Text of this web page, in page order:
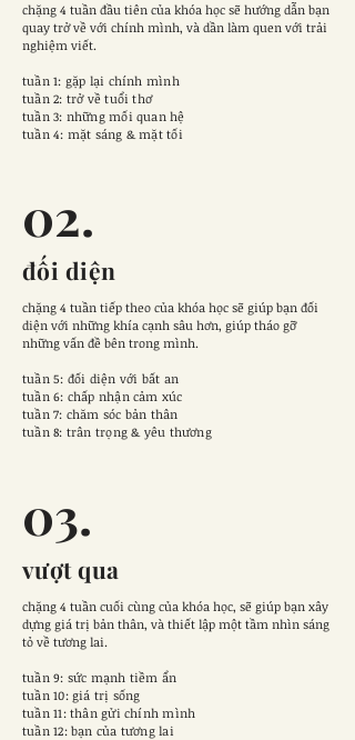
chặng 4 tuần đầu tiên của khóa học sẽ hướng dẫn bạn
quay trở về với chính mình, và dần làm quen với trải
nghiệm viết.
tuần 1: gặp lại chính mình
tuần 2: trở về tuổi thơ
tuần 3: những mối quan hệ
tuần 4: mặt sáng & mặt tối
02.
đối diện
chặng 4 tuần tiếp theo của khóa học sẽ giúp bạn đối
diện với những khía cạnh sâu hơn, giúp tháo gỡ
những vấn đề bên trong mình.
tuần 5: đối diện với bất an
tuần 6: chấp nhận cảm xúc
tuần 7: chăm sóc bản thân
tuần 8: trân trọng & yêu thương
03.
vượt qua
chặng 4 tuần cuối cùng của khóa học, sẽ giúp bạn xây
dựng giá trị bản thân, và thiết lập một tầm nhìn sáng
tỏ về tương lai.
tuần 9: sức mạnh tiềm ẩn
tuần 10: giá trị sống
tuần 11: thân gửi chính mình
tuần 12: bạn của tương lai